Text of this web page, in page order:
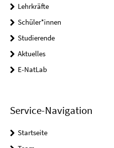
Lehrkräfte
Schüler*innen
Studierende
Aktuelles
E-NatLab
Service-Navigation
Startseite